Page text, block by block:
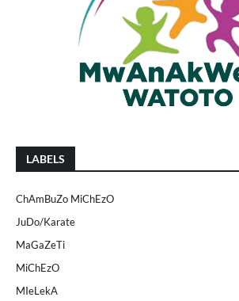
LABELS
ChAmBuZo MiChEzO
JuDo/Karate
MaGaZeTi
MiChEzO
MIeLekA